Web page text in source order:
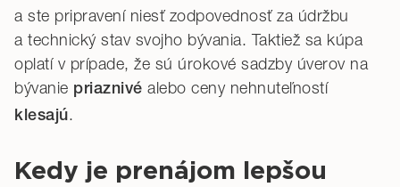
a ste pripravení niesť zodpovednosť za údržbu
a technický stav svojho bývania. Taktiež sa kúpa
oplatí v prípade, že sú úrokové sadzby úverov na
bývanie priaznivé alebo ceny nehnuteľností
klesajú.
Kedy je prenájom lepšou